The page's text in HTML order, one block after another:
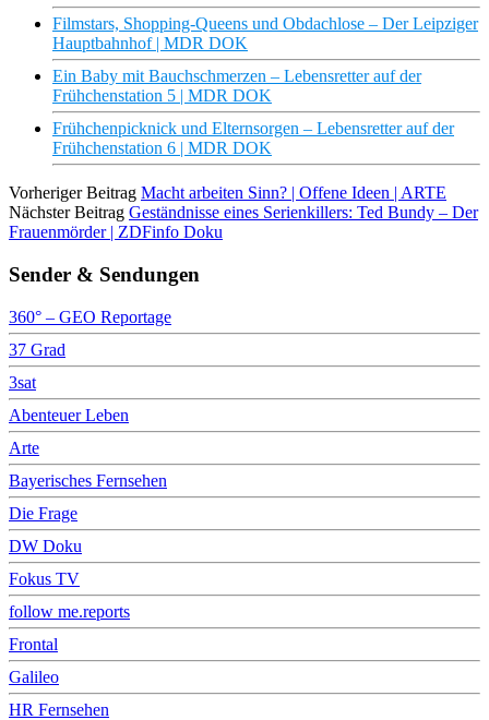
Filmstars, Shopping-Queens und Obdachlose – Der Leipziger
Hauptbahnhof | MDR DOK
Ein Baby mit Bauchschmerzen – Lebensretter auf der
Frühchenstation 5 | MDR DOK
Frühchenpicknick und Elternsorgen – Lebensretter auf der
Frühchenstation 6 | MDR DOK
Vorheriger Beitrag Macht arbeiten Sinn? | Offene Ideen | ARTE
Nächster Beitrag Geständnisse eines Serienkillers: Ted Bundy – Der
Frauenmörder | ZDFinfo Doku
Sender & Sendungen
360° – GEO Reportage
37 Grad
3sat
Abenteuer Leben
Arte
Bayerisches Fernsehen
Die Frage
DW Doku
Fokus TV
follow me.reports
Frontal
Galileo
HR Fernsehen